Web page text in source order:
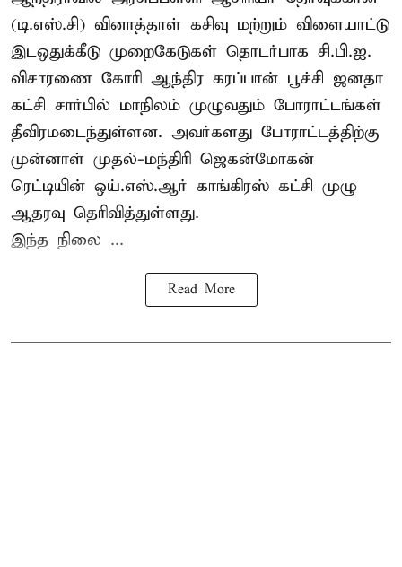
(டி.எஸ்.சி) வினாத்தாள் கசிவு மற்றும் விளையாட்டு
இடஒதுக்கீடு முறைகேடுகள் தொடர்பாக சி.பி.ஐ.
விசாரணை கோரி ஆந்திர கரப்பான் பூச்சி ஜனதா
கட்சி சார்பில் மாநிலம் முழுவதும் போராட்டங்கள்
தீவிரமடைந்துள்ளன. அவர்களது போராட்டத்திற்கு
முன்னாள் முதல்-மந்திரி ஜெகன்மோகன்
ரெட்டியின் ஒய்.எஸ்.ஆர் காங்கிரஸ் கட்சி முழு
ஆதரவு தெரிவித்துள்ளது.
இந்த நிலை ...
Read More